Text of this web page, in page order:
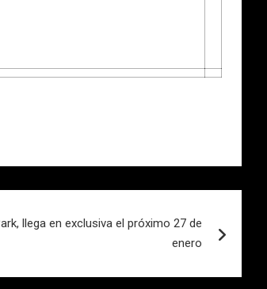
llega en exclusiva el próximo 27 de
enero